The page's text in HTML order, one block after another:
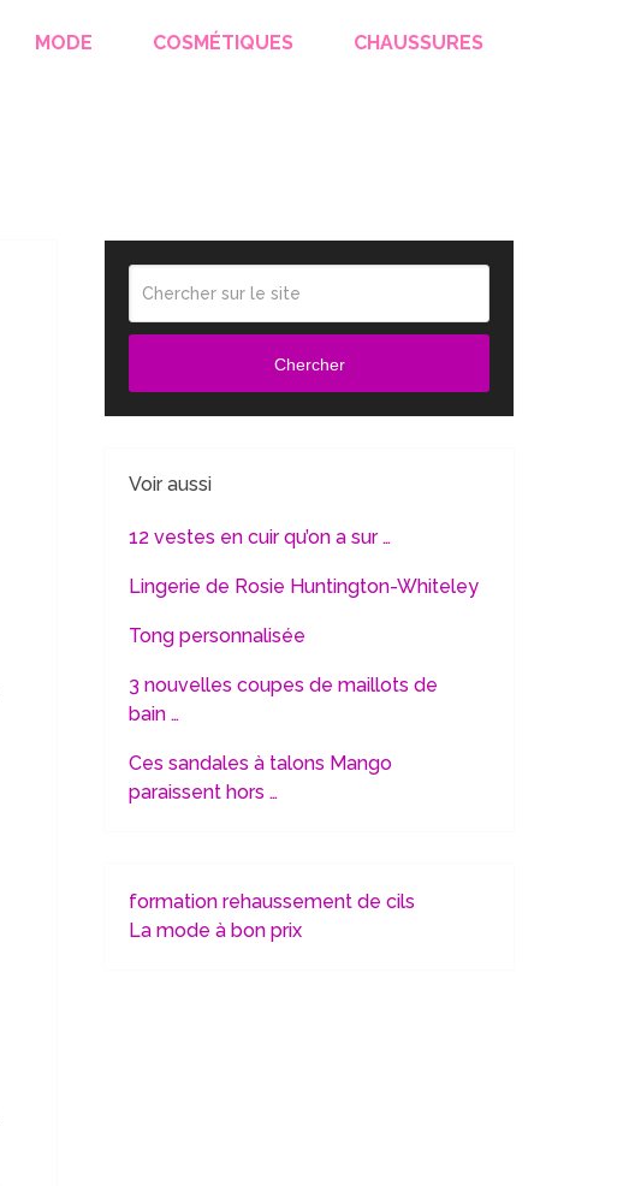
MODE COSMÉTIQUES CHAUSSURES
Chercher
Voir aussi
12 vestes en cuir qu’on a sur …
Lingerie de Rosie Huntington-Whiteley
Tong personnalisée
3 nouvelles coupes de maillots de
bain …
Ces sandales à talons Mango
paraissent hors …
formation rehaussement de cils
La mode à bon prix